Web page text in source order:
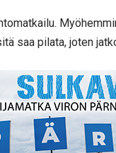
saa pilata, joten